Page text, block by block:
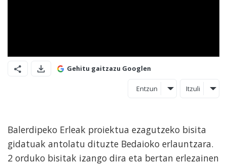
Gehitu gaitzazu Googlen
Entzun Itzuli
Balerdipeko Erleak proiektua ezagutzeko bisita
gidatuak antolatu dituzte Bedaioko erlauntzara.
2 orduko bisitak izango dira eta bertan erlezainen